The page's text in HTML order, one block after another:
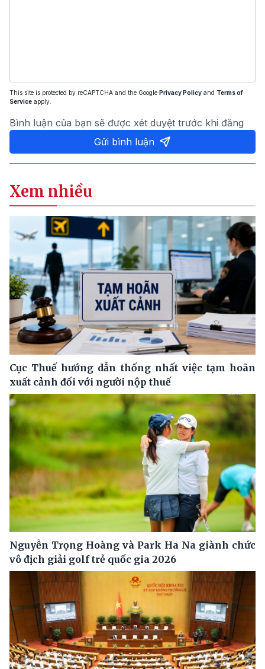
This site is protected by reCAPTCHA and the Google Privacy Policy and Terms of
Service apply.
Bình luận của bạn sẽ được xét duyệt trước khi đăng
Gửi bình luận
Xem nhiều
Cục Thuế hướng dẫn thống nhất việc tạm hoãn
xuất cảnh đối với người nộp thuế
Nguyễn Trọng Hoàng và Park Ha Na giành chức
vô địch giải golf trẻ quốc gia 2026